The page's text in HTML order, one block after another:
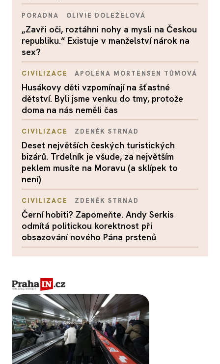
PORADNA OLIVIE DOLEŽELOVÁ
„Zavři oči, roztáhni nohy a mysli na Českou
republiku.“ Existuje v manželství nárok na
sex?
CIVILIZACE APOLENA MORTENSEN TŮMOVÁ
Husákovy děti vzpomínají na šťastné
dětství. Byli jsme venku do tmy, protože
doma na nás neměli čas
CIVILIZACE ZDENĚK STRNAD
Deset největších českých turistických
bizárů. Trdelník je všude, za největším
peklem musíte na Moravu (a sklípek to
není)
CIVILIZACE ZDENĚK STRNAD
Černí hobiti? Zapomeňte. Andy Serkis
odmítá politickou korektnost při
obsazování nového Pána prstenů